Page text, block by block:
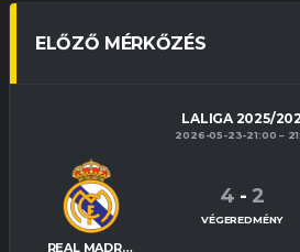
ELŐZŐ MÉRKŐZÉS
LALIGA 2025/
2026-05-23-21:00
REAL MADRID
4 - 2
VÉGEREDMÉNY